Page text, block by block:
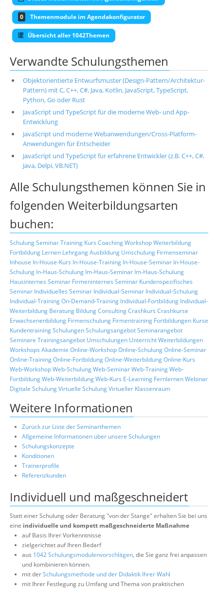
0 Themenmodule im Agendakonfigurator
Übersicht aller 1042Themen
Verwandte Schulungsthemen
Objektorientierte Entwurfsmuster (Design-Pattern/Architektur-
Pattern) mit C, C++, C#, Java, Kotlin, JavaScript, TypeScript,
Python, Go oder Rust
JavaScript und TypeScript für die moderne Web- und App-
Entwicklung
JavaScript und moderne Webanwendungen/Cross-Platform-
Anwendungen für Entscheider
JavaScript und TypeScript für erfahrene Entwickler (z.B. C++, C#,
Java, Delpi, VB.NET)
Alle Schulungsthemen können Sie in
folgenden Weiterbildungsarten
buchen:
SchulungSeminarTraining Kurs CoachingWorkshopWeiterbildung
Fortbildung Lernen LehrgangAusbildung Umschulung Firmenseminar
Inhouse In-House-Kurs In-House-Training In-House-Seminar In-House-
Schulung In-Haus-Schulung Im-Haus-Seminar Im-Haus-Schulung
Hausinternes Seminar Firmeninternes Seminar Kundenspezifisches
Seminar Individuelles Seminar Individual-Seminar Individual-Schulung
Individual-TrainingOn-Demand-Training Individual-Fortbildung Individual-
Weiterbildung Beratung BildungConsultingCrashkurs Crashkurse
Erwachsenenbildung Firmenschulung Firmentraining Fortbildungen Kurse
KundentrainingSchulungenSchulungsangebotSeminarangebot
Seminare Trainingsangebot Umschulungen UnterrichtWeiterbildungen
Workshops Akademie Online-WorkshopOnline-SchulungOnline-Seminar
Online-TrainingOnline-FortbildungOnline-WeiterbildungOnline-Kurs
Web-WorkshopWeb-SchulungWeb-SeminarWeb-TrainingWeb-
FortbildungWeb-WeiterbildungWeb-Kurs E-Learning FernlernenWebinar
Digitale SchulungVirtuelle SchulungVirtueller Klassenraum
Weitere Informationen
Zurück zur Liste der Seminarthemen
Allgemeine Informationen über unsere Schulungen
Schulungskonzepte
Konditionen
Trainerprofile
Referenzkunden
Individuell und maßgeschneidert
Statt einer Schulung oder Beratung "von der Stange" erhalten Sie bei uns
eine individuelle und kompett maßgeschneiderte Maßnahme
auf Basis Ihrer Vorkenntnisse
zielgerichtet auf Ihren Bedarf
aus 1042 Schulungsmodulenvorschlägen, die Sie ganz frei anpassen
und kombinieren können.
mit derSchulungsmethode und der Didaktik Ihrer Wahl
mit Ihrer Festlegung zu Umfang und Thema von praktischen